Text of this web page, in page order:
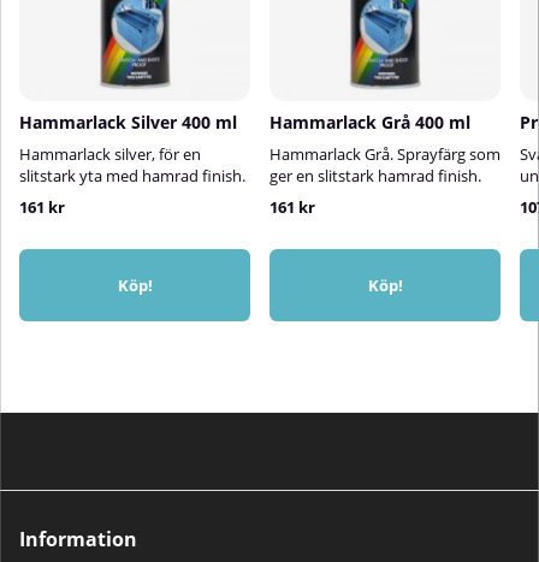
Hammarlack Silver 400 ml
Hammarlack silver, för en
slitstark yta med hamrad finish.
161 kr
Köp!
Hammarlack Grå 400 ml
Hammarlack Grå. Sprayfärg som
ger en slitstark hamrad finish.
161 kr
Köp!
Information